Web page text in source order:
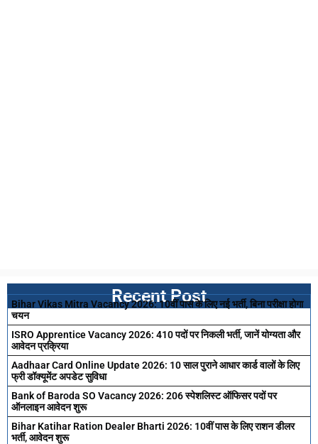
Recent Post
Bihar Vikas Mitra Vacancy 2026: 10वीं पास के लिए नई भर्ती, बिना परीक्षा होगा
चयन
ISRO Apprentice Vacancy 2026: 410 पदों पर निकली भर्ती, जानें योग्यता और
आवेदन प्रक्रिया
Aadhaar Card Online Update 2026: 10 साल पुराने आधार कार्ड वालों के लिए
फ्री डॉक्यूमेंट अपडेट सुविधा
Bank of Baroda SO Vacancy 2026: 206 स्पेशलिस्ट ऑफिसर पदों पर
ऑनलाइन आवेदन शुरू
Bihar Katihar Ration Dealer Bharti 2026: 10वीं पास के लिए राशन डीलर
भर्ती, आवेदन शुरू